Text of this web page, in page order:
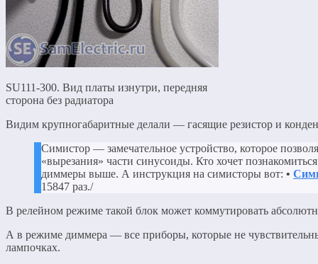
SU111-300. Вид платы изнутри, передняя
сторона без радиатора
Видим крупногабаритные делали — гасящие резистор и
Симистор — замечательное устройство, которое
«вырезания» части синусоиды. Кто хочет
диммеры выше. А инструкция на симисторы вот: •
15847 раз./
В релейном режиме такой блок может коммутировать
А в режиме диммера — все приборы, которые не
лампочках.